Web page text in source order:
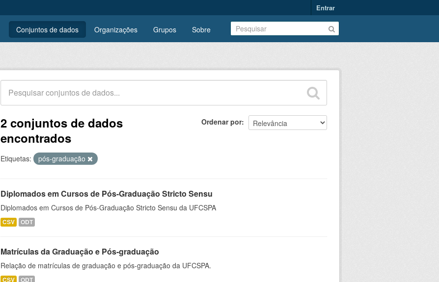
Entrar
Conjuntos de dados Organizações Grupos Sobre
Ordenar por
2 conjuntos de dados
encontrados
Etiquetas: pós-graduação
Diplomados em Cursos de Pós-Graduação Stricto Sensu
Diplomados em Cursos de Pós-Graduação Stricto Sensu da UFCSPA
CSV ODT
Matrículas da Graduação e Pós-graduação
Relação de matrículas de graduação e pós-graduação da UFCSPA.
CSV ODT